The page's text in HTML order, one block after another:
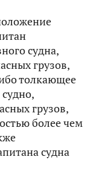
судна,
грузов,
толкающее
грузов,
более чем
судна